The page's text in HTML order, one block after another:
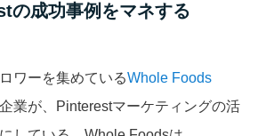
の成功事例をマネする
ワーを集めているWhole Foods
業が、Pinterestマーケティングの活